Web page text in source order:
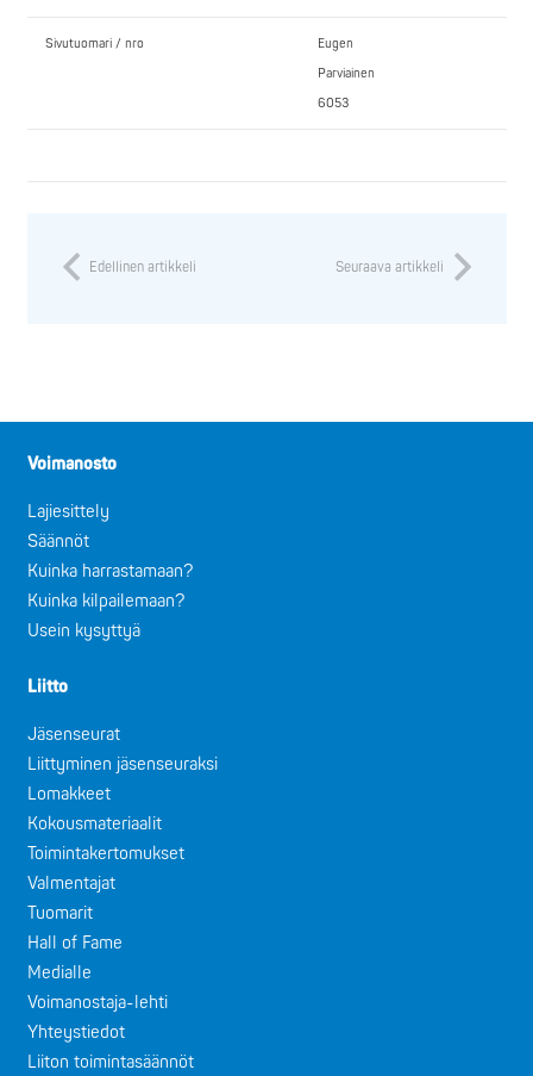
Sivutuomari / nro
Eugen
Parviainen
6053
Edellinen artikkeli Seuraava artikkeli
Voimanosto
Lajiesittely
Säännöt
Kuinka harrastamaan?
Kuinka kilpailemaan?
Usein kysyttyä
Liitto
Jäsenseurat
Liittyminen jäsenseuraksi
Lomakkeet
Kokousmateriaalit
Toimintakertomukset
Valmentajat
Tuomarit
Hall of Fame
Medialle
Voimanostaja-lehti
Yhteystiedot
Liiton toimintasäännöt